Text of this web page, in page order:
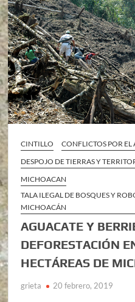
CINTILLO
CONFLICTOS POR
DESPOJO DE TIERRAS Y
MICHOACAN
TALA ILEGAL DE BOSQUES Y
MICHOACÁN
AGUACATE Y
DEFORESTACIÓN
HECTÁREAS DE
grieta 20 febrero, 2019